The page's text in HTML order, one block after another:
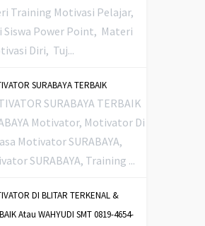
Training Motivasi Pelajar,
Siswa Power Point, Materi
Diri, Tuj...
SURABAYA TERBAIK
SURABAYA TERBAIK
Motivator, Motivator Di
Motivator SURABAYA,
SURABAYA, Training ...
DI BLITAR TERKENAL &
Atau WAHYUDI SMT 0819-4654-